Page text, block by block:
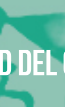
del